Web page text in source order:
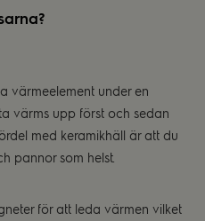
värmeelement under en
värms upp först och sedan
med keramikhäll är att du
pannor som helst.
för att leda värmen vilket